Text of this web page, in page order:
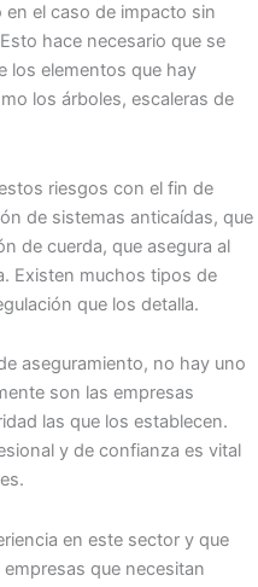
el caso de impacto sin
hace necesario que se
los elementos que hay
los árboles, escaleras de
riesgos con el fin de
de sistemas anticaídas, que
de cuerda, que asegura al
Existen muchos tipos de
que los detalla.
aseguramiento, no hay uno
son las empresas
las que los establecen.
y de confianza es vital
en este sector y que
que necesitan